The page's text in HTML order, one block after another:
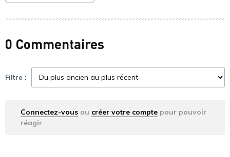
0 Commentaires
Filtre :
Connectez-vous ou créer votre compte pour pouvoir
réagir